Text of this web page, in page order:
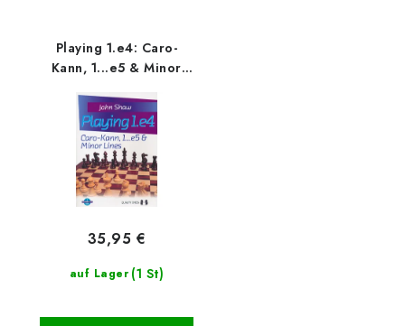
Playing 1.e4: Caro-
Kann, 1...e5 & Minor
auf Lager (1 St)
35,95 €